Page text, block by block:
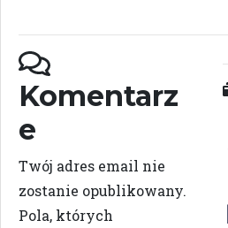
Komentarz
e
Twój adres email nie
zostanie opublikowany.
Pola, których